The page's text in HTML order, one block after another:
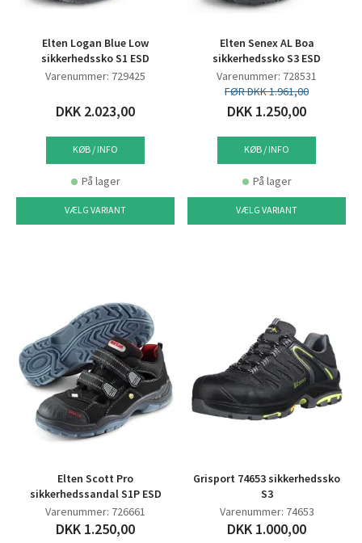
Elten Logan Blue Low
sikkerhedssko S1 ESD
Varenummer: 729425
DKK 2.023,00
KØB / INFO
På lager
VÆLG VARIANT
Elten Senex AL Boa
sikkerhedssko S3 ESD
Varenummer: 728531
FØR DKK 1.961,00
DKK 1.250,00
KØB / INFO
På lager
VÆLG VARIANT
Elten Scott Pro
sikkerhedssandal S1P ESD
Varenummer: 726661
DKK 1.250,00
Grisport 74653 sikkerhedssko
S3
Varenummer: 74653
DKK 1.000,00